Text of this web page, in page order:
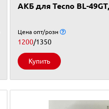
АКБ для Tecno BL-
Цена опт/розн
1200/1350
Купить